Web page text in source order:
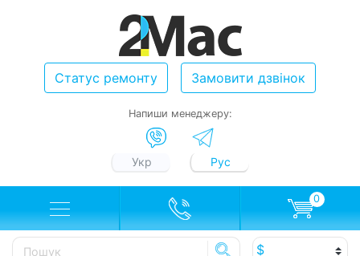
Статус ремонту Замовити дзвінок
Напиши менеджеру:
Укр Рус
0